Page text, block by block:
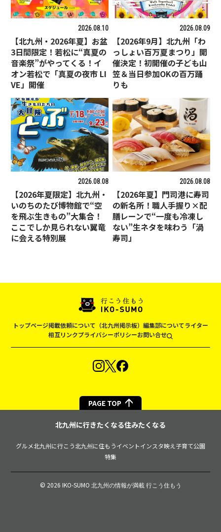
2026.08.10
【北九州・2026年夏】お盆
3日間限定！若松に“真夏の
音楽祭”がやってくる！イ
オン若松で「真夏の夜市 LI
VE」開催
2026.08.09
【2026年9月】北九州「わ
っしょい百万夏まつり」開
催決定！初開催の子ども山
笠＆当日参加OKの百万踊
りも
2026.08.08
【2026年夏限定】北九州・
いのちのたび博物館で“空
を飛ぶ生きもの”大集合！
ここでしか見られない翼竜
に会える特別展
2026.08.08
【2026年夏】門司港に寿司
の新名所！職人手握り×配
膳レーンで“一度も冷凍し
ない”生ネタを味わう「渦
寿司」
トップページ掲載依頼について（北九州掲示板） 編集部についてライター
相互リンクプライバシーポリシーお問い合せ
PAGE TOP
北九州に行きたくなる住みたくなる
グルメ北九州に行こう北九州に住もうイベントインスタ映え 子育て公園
特集
© 2026 IKO-SUMO 北九州の情報が満載 行こう住もう